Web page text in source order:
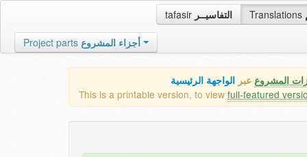
tafasir التفاسيــر Translations
Project parts أجزاء المشروع
المشروع عبر الواجهة الرئيسية
This is a printable version, to view full-featured